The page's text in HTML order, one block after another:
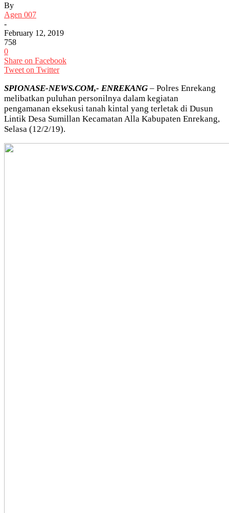
By
Agen 007
-
February 12, 2019
758
0
Share on Facebook
Tweet on Twitter
SPIONASE-NEWS.COM,- ENREKANG – Polres Enrekang
melibatkan puluhan personilnya dalam kegiatan
pengamanan eksekusi tanah kintal yang terletak di Dusun
Lintik Desa Sumillan Kecamatan Alla Kabupaten Enrekang,
Selasa (12/2/19).